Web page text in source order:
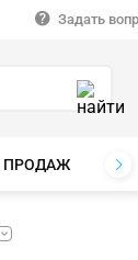
Задать
ПРОДАЖ